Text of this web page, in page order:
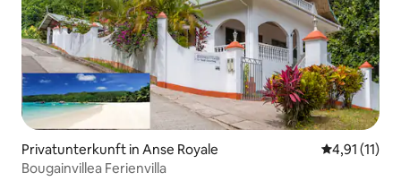
Privatunterkunft in Anse Royale
4,91 (11)
Bougainvillea Ferienvilla